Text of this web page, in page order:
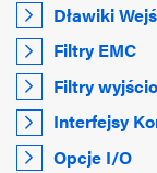
Dławiki
Filtry EMC
Filtry
Interfejsy
Opcje I/O